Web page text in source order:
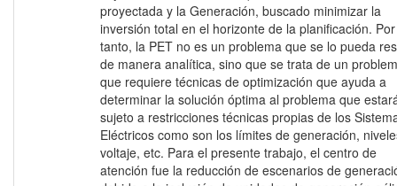
proyectada y la Generación, buscado minimizar la
inversión total en el horizonte de la planificación.
tanto, la PET no es un problema que se lo pueda
de manera analítica, sino que se trata de un
que requiere técnicas de optimización que ayuda a
determinar la solución óptima al problema que
sujeto a restricciones técnicas propias de los
Eléctricos como son los límites de generación,
voltaje, etc. Para el presente trabajo, el centro de
atención fue la reducción de escenarios de